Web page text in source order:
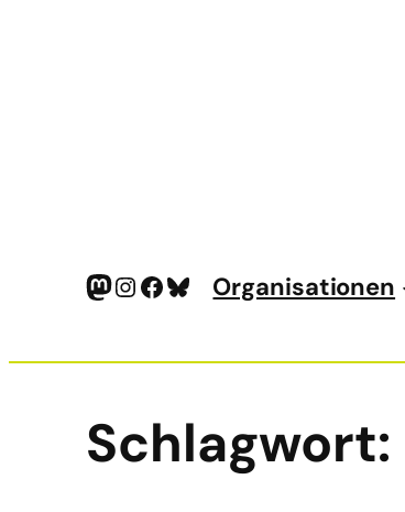
Mastodon
Instagram
Facebook
BlueskyOrganisationen
Schlagwort: